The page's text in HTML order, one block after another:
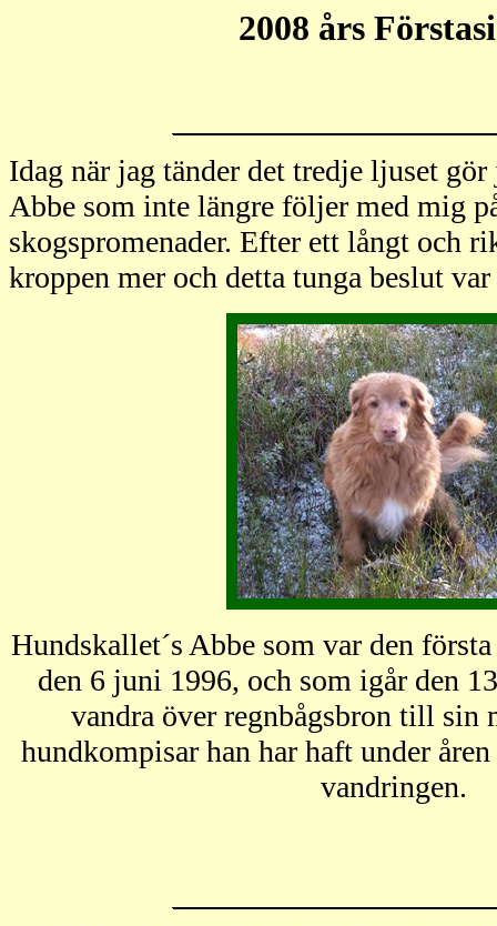
2008 års
Idag när jag tänder det tredje ljuset
Abbe som inte längre följer med mig
skogspromenader. Efter ett långt och
kroppen mer och detta tunga beslut
Hundskallet´s Abbe som var den
den 6 juni 1996, och som igår den
vandra över regnbågsbron till sin
hundkompisar han har haft under
vandringen.